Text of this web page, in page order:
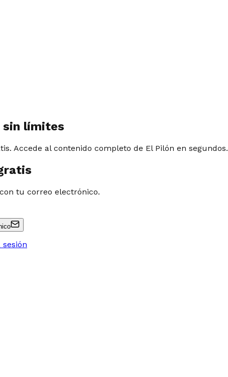
sin límites
Accede al contenido completo de El Pilón en segundos.
tu correo electrónico.
sesión